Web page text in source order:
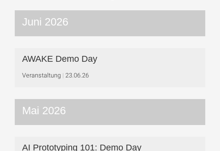
Juni 2026
AWAKE Demo Day
Veranstaltung 23.06.26
Mai 2026
AI Prototyping 101: Demo Day